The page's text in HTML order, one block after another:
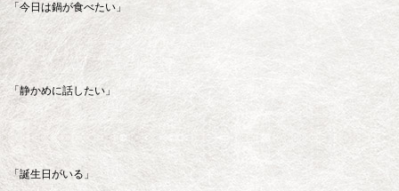
「今日は鍋が食べたい」
「静かめに話したい」
「誕生日がいる」